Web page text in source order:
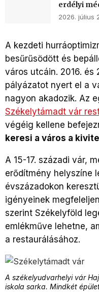
erdélyi
2026. július
A kezdeti
besűrűsödött és
város utcáin. 2016. és
pályázatot nyert el a
nagyon akadozik. Az
Székelytámadt vár
végéig kellene
keresi a város a
A 15-17. századi vár,
erődítmény helyszíne
évszázadokon
igényeinek
szerint Székelyföld
emlékműve lehetne,
a restaurálásához.
A székelyudvarhelyi vár
iskola sarka. Mindkét